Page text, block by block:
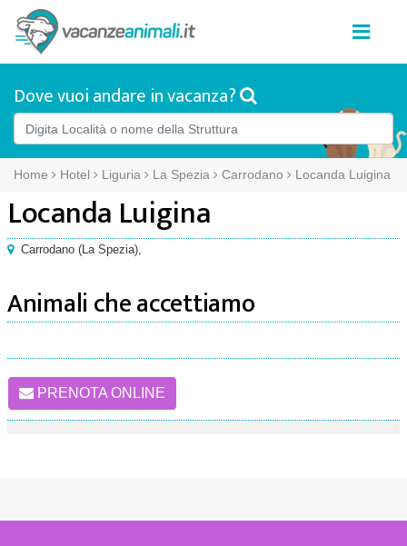
Dove vuoi andare in vacanza?
Home Hotel Liguria La Spezia Carrodano Locanda Luigina
Locanda Luigina
Carrodano (La Spezia),
Animali che accettiamo
PRENOTA ONLINE